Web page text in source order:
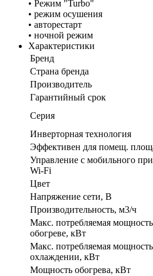
• Режим "Turbo"
• режим осушения
• авторестарт
• ночной режим
Характеристики
Бренд
Страна бренда
Производитель
Гарантийный срок
Серия
Инверторная технология
Эффективен для помещ.
Управление c мобильного
Wi-Fi
Цвет
Напряжение сети, В
Производительность, м3/ч
Макс. потребляемая
обогреве, кВт
Макс. потребляемая
охлаждении, кВт
Мощность обогрева, кВт